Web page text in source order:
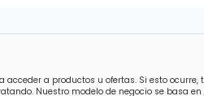
a productos u ofertas. Si esto
Nuestro modelo de negocio se basa